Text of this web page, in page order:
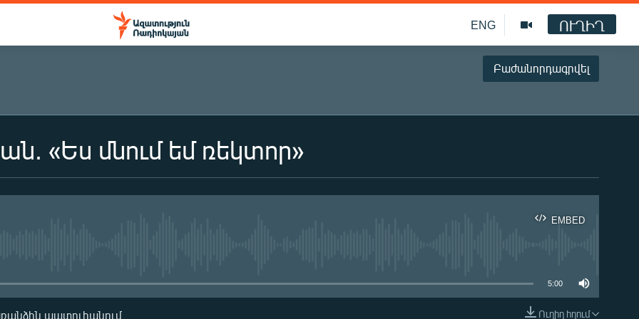
ENG ՈՒՂԻՂ
Բաժանորդագրվել
ԲԱԺԱՆՈՐԴԱԳՐՎԵԼ
«Ես մնում եմ ռեկտոր»
EMBED
5:00
Ուղիղ հղում
պատուհանում